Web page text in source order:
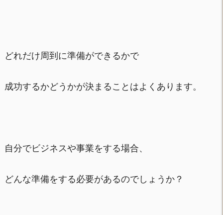
どれだけ周到に準備ができるかで
成功するかどうかが決まることはよくあります。
自分でビジネスや事業をする場合、
どんな準備をする必要があるのでしょうか？